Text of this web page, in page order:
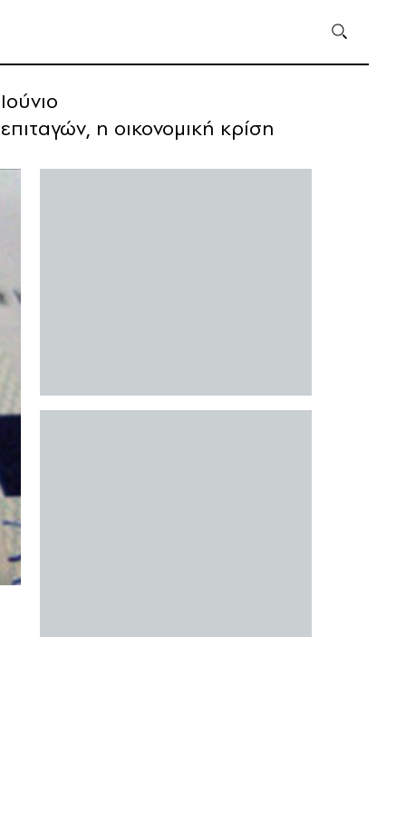
η οικονομική κρίση